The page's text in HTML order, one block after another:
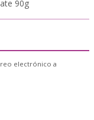
90g
electrónico a